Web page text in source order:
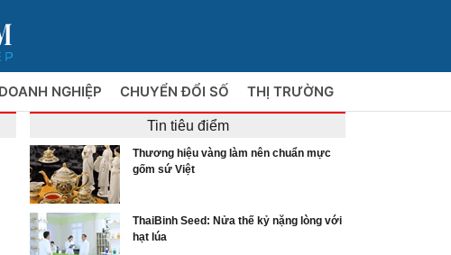
NGHIỆP CHUYỂN ĐỔI SỐ THỊ TRƯỜNG
Tin tiêu điểm
Thương hiệu vàng làm nên chuẩn mực
gốm sứ Việt
ThaiBinh Seed: Nửa thế kỷ nặng lòng với
hạt lúa